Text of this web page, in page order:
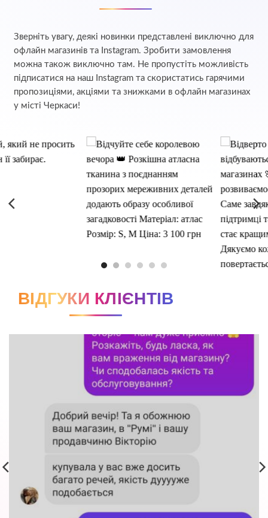
Зверніть увагу, деякі новинки представлені виключно для
офлайн магазинів та Instagram. Зробити замовлення
можна також виключно там. Не пропустіть можливість
підписатися на наш Instagram та скористатись гарячими
пропозиціями, акціями та знижками в офлайн магазинах
у місті Черкаси!
ВІДГУКИ КЛІЄНТІВ